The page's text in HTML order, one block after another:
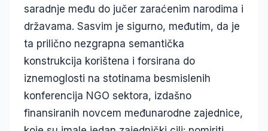
saradnje među do jučer zaraćenim narodima i
državama. Sasvim je sigurno, međutim, da je
ta prilično nezgrapna semantička
konstrukcija korištena i forsirana do
iznemoglosti na stotinama besmislenih
konferencija NGO sektora, izdašno
finansiranih novcem međunarodne zajednice,